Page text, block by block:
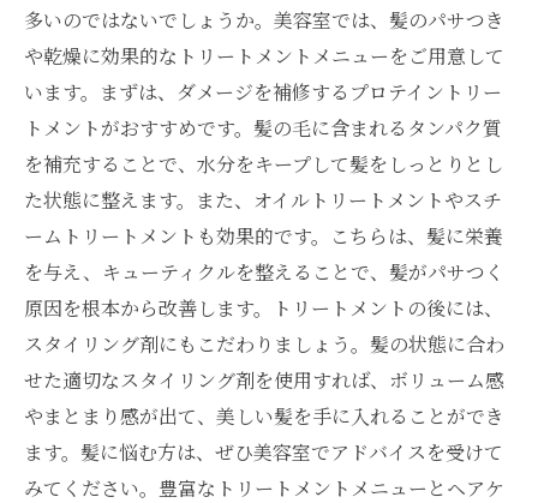
多いのではないでしょうか。美容室では、髪のパサつき
や乾燥に効果的なトリートメントメニューをご用意して
います。まずは、ダメージを補修するプロテイントリー
トメントがおすすめです。髪の毛に含まれるタンパク質
を補充することで、水分をキープして髪をしっとりとし
た状態に整えます。また、オイルトリートメントやスチ
ームトリートメントも効果的です。こちらは、髪に栄養
を与え、キューティクルを整えることで、髪がパサつく
原因を根本から改善します。トリートメントの後には、
スタイリング剤にもこだわりましょう。髪の状態に合わ
せた適切なスタイリング剤を使用すれば、ボリューム感
やまとまり感が出て、美しい髪を手に入れることができ
ます。髪に悩む方は、ぜひ美容室でアドバイスを受けて
みてください。豊富なトリートメントメニューとヘアケ